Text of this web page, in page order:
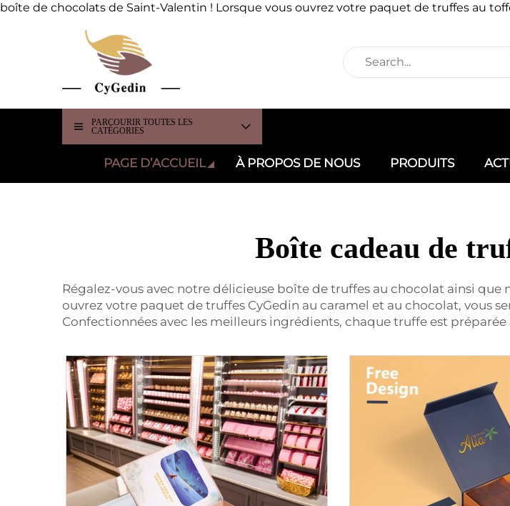
boîte de chocolats de Saint-Valentin ! Lorsque vous ouvrez votre paquet de truffes au
PARCOURIR TOUTES LES
CATÉGORIES
PAGE D’ACCUEIL À PROPOS DE NOUS PRODUITS
Boîte cadeau de
Régalez-vous avec notre délicieuse boîte de truffes au chocolat ainsi que
ouvrez votre paquet de truffes CyGedin au caramel et au chocolat, vous
Confectionnées avec les meilleurs ingrédients, chaque truffe est